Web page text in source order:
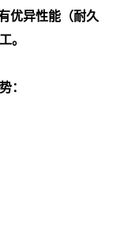
优异性能（耐久
。
：